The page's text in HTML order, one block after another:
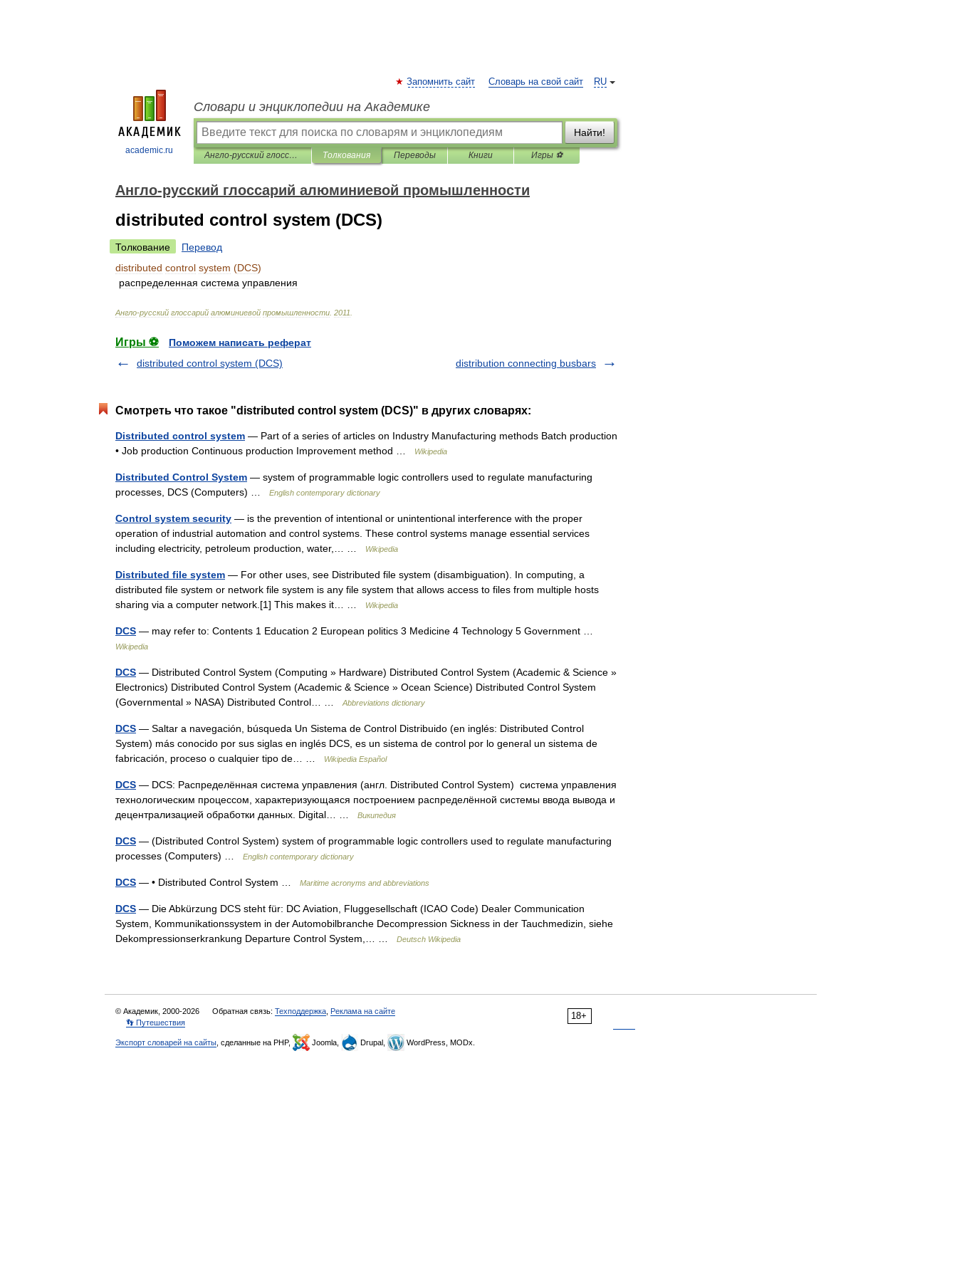
academic.ru
RU
Запомнить сайт Словарь на свой сайт
Словари и энциклопедии на Академике
Найти!
Англо-русский глоссарий алюминиевой промышленности Толкования Переводы Книги Игры ⚽
Англо-русский глоссарий алюминиевой промышленности
distributed control system (DCS)
Толкование
Перевод
distributed control system (DCS)
распределенная система управления
Англо-русский глоссарий алюминиевой промышленности 2011
Игры ⚽
Поможем написать реферат
distributed control system (DCS)
distribution connecting busbars
Смотреть что такое "distributed control system (DCS)" в других словарях:
Distributed control system — Part of a series of articles on Industry Manufacturing methods Batch production
• Job production Continuous production Improvement method …
Wikipedia
Distributed Control System — system of programmable logic controllers used to regulate manufacturing
processes, DCS (Computers) …
English contemporary dictionary
Control system security — is the prevention of intentional or unintentional interference with the proper
operation of industrial automation and control systems. These control systems manage essential services
including electricity, petroleum production, water,… …
Wikipedia
Distributed file system — For other uses, see Distributed file system (disambiguation). In computing, a
distributed file system or network file system is any file system that allows access to files from multiple hosts
sharing via a computer network.[1] This makes it… …
Wikipedia
DCS — may refer to: Contents 1 Education 2 European politics 3 Medicine 4 Technology 5 Government …
Wikipedia
DCS — Distributed Control System (Computing » Hardware) Distributed Control System (Academic & Science »
Electronics) Distributed Control System (Academic & Science » Ocean Science) Distributed Control System
(Governmental » NASA) Distributed Control… …
Abbreviations dictionary
DCS — Saltar a navegación, búsqueda Un Sistema de Control Distribuido (en inglés: Distributed Control
System) más conocido por sus siglas en inglés DCS, es un sistema de control por lo general un sistema de
fabricación, proceso o cualquier tipo de… …
Wikipedia Español
DCS — DCS: Распределённая система управления (англ. Distributed Control System) система управления
технологическим процессом, характеризующаяся построением распределённой системы ввода вывода и
децентрализацией обработки данных. Digital… …
Википедия
DCS — (Distributed Control System) system of programmable logic controllers used to regulate manufacturing
processes (Computers) …
English contemporary dictionary
DCS — • Distributed Control System … Maritime acronyms and abbreviations
DCS — Die Abkürzung DCS steht für: DC Aviation, Fluggesellschaft (ICAO Code) Dealer Communication
System, Kommunikationssystem in der Automobilbranche Decompression Sickness in der Tauchmedizin, siehe
Dekompressionserkrankung Departure Control System,… …
Deutsch Wikipedia
18+
© Академик, 2000-2026 Обратная связь: Техподдержка Реклама на сайте
👣 Путешествия
Экспорт словарей на сайты , сделанные на PHP, Joomla, Drupal, WordPress, MODx.